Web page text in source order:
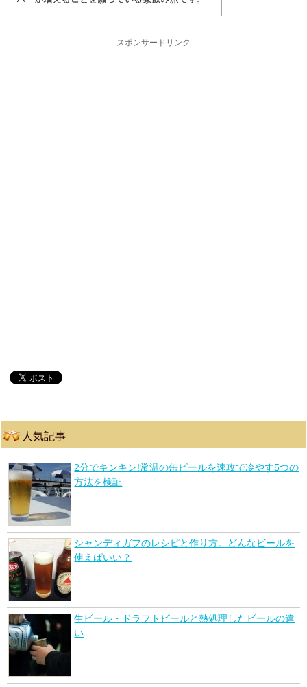
スポンサードリンク
人気記事
2分でキンキン!常温の缶ビールを速攻で冷やす5つの
方法を検証
シャンディガフのレシピと作り方。どんなビールを
使えばいい？
生ビール・ドラフトビールと熱処理したビールの違
い